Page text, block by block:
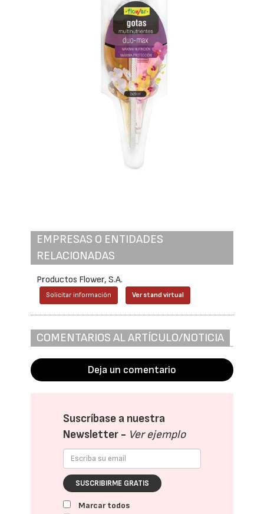
EMPRESAS O ENTIDADES
RELACIONADAS
Productos Flower, S.A.
Solicitar información Ver stand virtual
COMENTARIOS AL ARTÍCULO/NOTICIA
Deja un comentario
Suscríbase a nuestra
Newsletter - Ver ejemplo
SUSCRIBIRME GRATIS
Marcar todos